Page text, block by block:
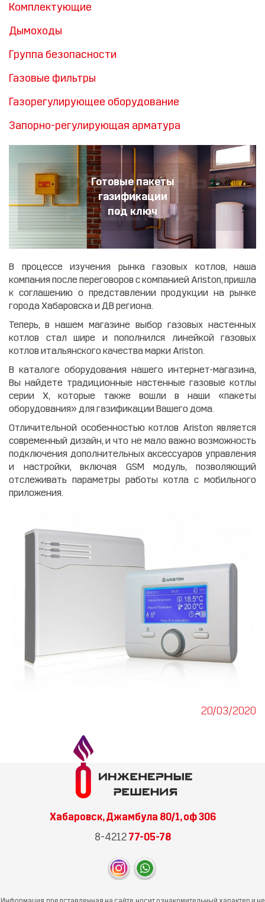
Комплектующие
Дымоходы
Группа безопасности
Газовые фильтры
Газорегулирующее оборудование
Запорно-регулирующая арматура
Готовые пакеты
газификации
под ключ
В процессе изучения рынка газовых котлов, наша
компания после переговоров с компанией Ariston, пришла
к соглашению о представлении продукции на рынке
города Хабаровска и ДВ региона.
Теперь, в нашем магазине выбор газовых настенных
котлов стал шире и пополнился линейкой газовых
котлов итальянского качества марки Ariston.
В каталоге оборудования нашего интернет-магазина,
Вы найдете традиционные настенные газовые котлы
серии X, которые также вошли в наши «пакеты
оборудования» для газификации Вашего дома.
Отличительной особенностью котлов Ariston является
современный дизайн, и что не мало важно возможность
подключения дополнительных аксессуаров управления
и настройки, включая GSM модуль, позволяющий
отслеживать параметры работы котла с мобильного
приложения.
20/03/2020
Хабаровск, Джамбула 80/1, оф 306
8-421277-05-78